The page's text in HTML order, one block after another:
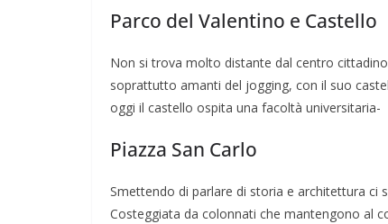
Parco del Valentino e Castello
Non si trova molto distante dal centro
soprattutto amanti del jogging, con il suo
oggi il castello ospita una facoltà universitaria-
Piazza San Carlo
Smettendo di parlare di storia e architettura ci
Costeggiata da colonnati che mantengono al